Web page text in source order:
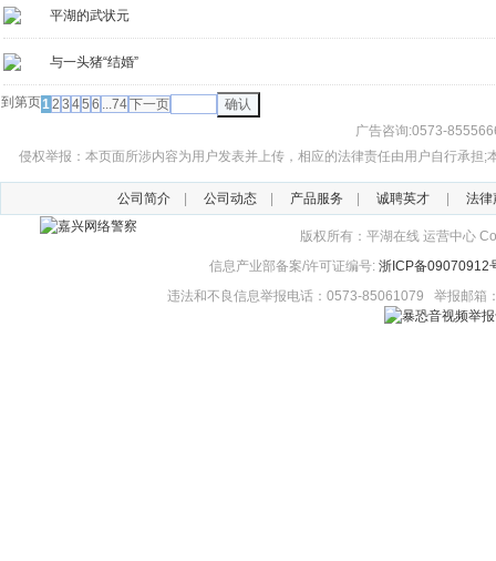
平湖的武状元
与一头猪“结婚”
1 2 3 45 6 ...74下一页
到第页
确认
广告咨询:0573-
侵权举报：本页面所涉内容为用户发表并上传，相应的法律责任由用户自行承
公司简介 | 公司动态 | 产品服务 | 诚聘英才 | 法律
版权所有：平湖在线 运营中心
信息产业部备案/许可证编号: 浙ICP备09070912
违法和不良信息举报电话：0573-85061079 举报邮